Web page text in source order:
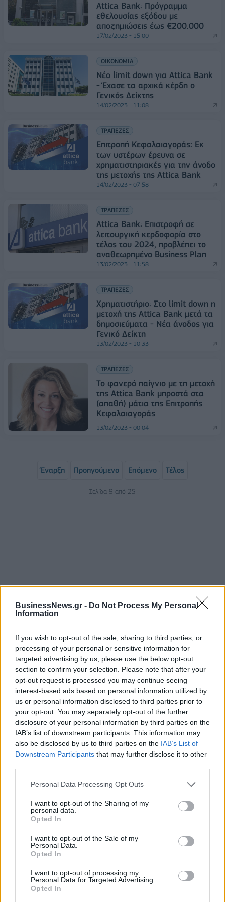
BusinessNews.gr - Do Not Process My Personal
Information
If you wish to opt-out of the sale, sharing to third parties, or
processing of your personal or sensitive information for
targeted advertising by us, please use the below opt-out
section to confirm your selection. Please note that after your
opt-out request is processed you may continue seeing
interest-based ads based on personal information utilized by
us or personal information disclosed to third parties prior to
your opt-out. You may separately opt-out of the further
disclosure of your personal information by third parties on the
IAB’s list of downstream participants. This information may
also be disclosed by us to third parties on the IAB’s List of
Downstream Participants that may further disclose it to other
Personal Data Processing Opt Outs
I want to opt-out of the Sharing of my
personal data.
Opted In
I want to opt-out of the Sale of my
Personal Data.
Opted In
I want to opt-out of processing my
Personal Data for Targeted Advertising.
Opted In
Attica Bank: Πρόγραμμα
εθελουσίας εξόδου με
αποζημιώσεις έως €200.000
17/02/2023 - 15:00
ΟΙΚΟΝΟΜΙΑ
Νέο limit down για Attica Bank
- Έχασε τα αρχικά κέρδη ο
Γενικός Δείκτης
14/02/2023 - 11:08
ΤΡΑΠΕΖΕΣ
Επιτροπή Κεφαλαιαγοράς: Εκ
των υστέρων έρευνα σε
χρηματιστηριακές για την άνοδο
της μετοχής της Attica Bank
14/02/2023 - 07:58
ΤΡΑΠΕΖΕΣ
Attica Bank: Επιστροφή σε
λειτουργική κερδοφορία στο
τέλος του 2024, προβλέπει το
αναθεωρημένο Business Plan
13/02/2023 - 11:58
ΤΡΑΠΕΖΕΣ
Χρηματιστήριο: Στο limit down η
μετοχή της Attica Bank μετά τα
δημοσιεύματα - Νέα άνοδος για
Γενικό Δείκτη
13/02/2023 - 10:33
ΤΡΑΠΕΖΕΣ
Το φανερό παίγνιο με τη μετοχή
της Attica Bank μπροστά στα
(απαθή) μάτια της Επιτροπής
Κεφαλαιαγοράς
13/02/2023 - 00:04
Έναρξη Προηγούμενο Επόμενο Τέλος
Σελίδα 9 από 25
ΡΟΗ ΕΙΔΗΣΕΩΝ
Οι ελληνικές scale-ups επιχειρήσεις στρέφονται
στην ανάπτυξη - Μεγαλύτερη πρόκληση η
προσέλκυση πελατών
06/08/2026 - 15:56 ΕΠΙΧΕΙΡΗΣΕΙΣ
Χρηματιστήριο: Στις 2.627,95 μονάδες ο Γενικός
Δείκτης Τιμών, με άνοδο 0,15%
06/08/2026 - 15:46 ΟΙΚΟΝΟΜΙΑ
ΥΠΑΑΤ: Αποζημιώσεις 38,1 εκατ. ευρώ σε
κτηνοτρόφους για ευλογιά, πανώλη και αφθώδη
πυρετό
06/08/2026 - 15:33 ΟΙΚΟΝΟΜΙΑ
Στ. Παπασταύρου: Άμεσα αντιδιαβρωτικά έργα στη
Δυτική Αττική
06/08/2026 - 15:17
Συνάλλαγμα: Το ευρώ υποχωρεί κατά 0,11%, στα
1,1541 δολάρια
18η συνεχόμενη χρονιά για τον ΟΤΕ στη διεθνή